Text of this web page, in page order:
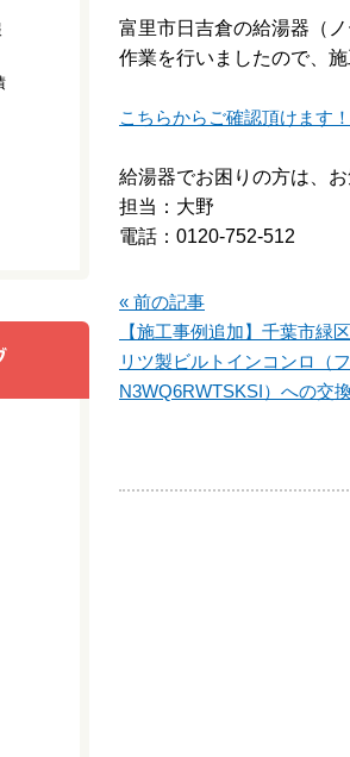
富里市日吉倉の給湯器（
作業を行いましたので、
こちらからご確認頂けます！
給湯器でお困りの方は、
担当：大野
電話：0120-752-512
« 前の記事
【施工事例追加】千葉市緑
リツ製ビルトインコンロ（
N3WQ6RWTSKSI）への交